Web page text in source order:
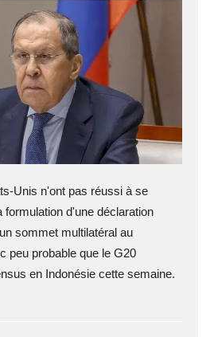
Unis n'ont pas réussi à se
d'une déclaration
sommet multilatéral au
peu probable que le G20
en Indonésie cette semaine.